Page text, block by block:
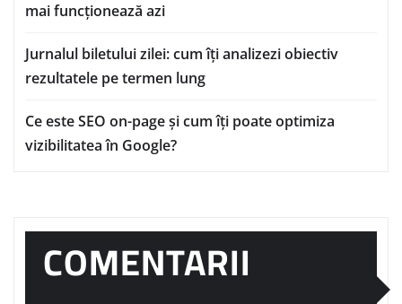
mai funcționează azi
Jurnalul biletului zilei: cum îți analizezi obiectiv
rezultatele pe termen lung
Ce este SEO on-page și cum îți poate optimiza
vizibilitatea în Google?
COMENTARII